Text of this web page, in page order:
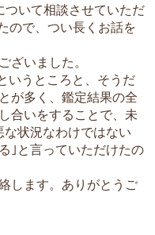
いて相談させていただ
ので、つい長くお話を
ざいました。
いうところと、そうだ
が多く、鑑定結果の全
合いをすることで、未
状況なわけではない
｣と言っていただけたの
します。ありがとうご